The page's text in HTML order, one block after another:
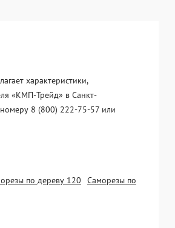
характеристики,
«KМП-Трейд» в Санкт-
номеру 8 (800) 222-75-57 или
по дереву 120
Саморезы по